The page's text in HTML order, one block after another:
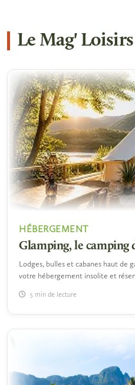
Le Mag' Loisirs
HÉBERGEMENT
Glamping, le camping
Lodges, bulles et cabanes haut de
votre hébergement insolite et
5 min de lecture